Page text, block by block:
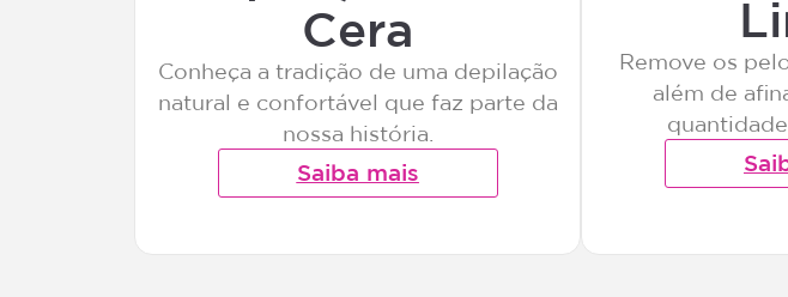
Cera
Conheça a tradição de uma depilação
natural e confortável que faz parte da
nossa história.
Saiba mais
Remove os
além de